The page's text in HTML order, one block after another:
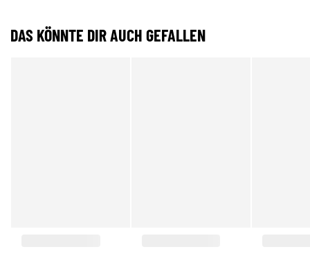
DAS KÖNNTE DIR AUCH GEFALLEN